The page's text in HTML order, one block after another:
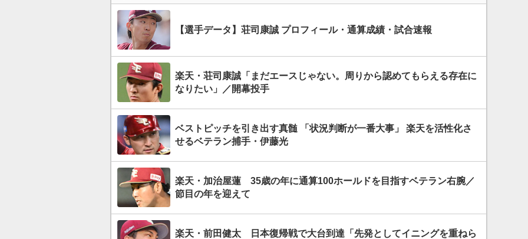
【選手データ】荘司康誠 プロフィール・通算成績・試合速報
楽天・荘司康誠「まだエースじゃない。周りから認めてもらえる存在に
なりたい」／開幕投手
ベストピッチを引き出す真髄 「状況判断が一番大事」 楽天を活性化さ
せるベテラン捕手・伊藤光
楽天・加治屋蓮 35歳の年に通算100ホールドを目指すベテラン右腕／
節目の年を迎えて
楽天・前田健太 日本復帰戦で大台到達「先発としてイニングを重ねら